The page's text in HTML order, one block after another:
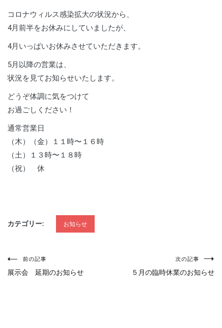
コロナウィルス感染拡大の状況から、
4月前半をお休みにしていましたが、
4月いっぱいお休みさせていただきます。
5月以降の営業は、
状況を見てお知らせいたします。
どうぞ体調に気をつけて
お過ごしください！
通常営業日
（木）（金）１１時〜１６時
（土）１３時〜１８時
（祝） 休
カテゴリー: お知らせ
投前の記事
展示会 延期のお知らせ
次の記事
５月の臨時休業のお知らせ